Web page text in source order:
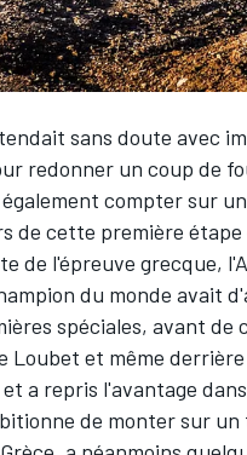
sans doute avec
redonner un coup de
compter sur
de cette première
de l'épreuve grecque,
du monde avait
spéciales, avant
Loubet et même derrière
a repris l'avantage
de monter sur